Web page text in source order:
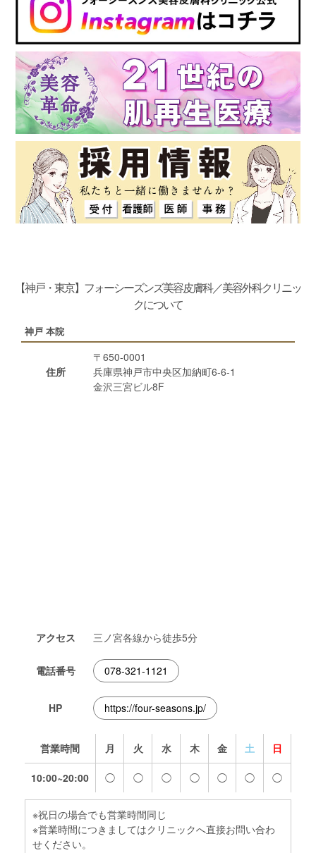
【神戸・東京】フォーシーズンズ美容皮膚科／美容外科クリニッ
クについて
神戸 本院
住所
〒650-0001
兵庫県神戸市中央区加納町6-6-1
金沢三宮ビル8F
アクセス 三ノ宮各線から徒歩5分
電話番号 078-321-1121
HP https://four-seasons.jp/
営業時間 月 火 水 木 金 土 日
10:00~20:00 ◯ ◯ ◯ ◯ ◯ ◯ ◯
※祝日の場合でも営業時間同じ
※営業時間につきましてはクリニックへ直接お問い合わ
せください。